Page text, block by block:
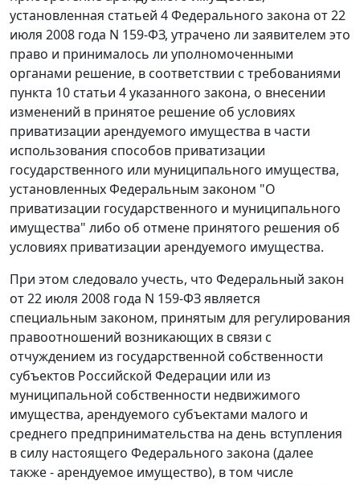
установленная статьей 4Федерального закона от 22
июля 2008 года N 159-ФЗ, утрачено ли заявителем это
право и принималось ли уполномоченными
органами решение, в соответствии с требованиями
пункта 10 статьи 4указанного закона, о внесении
изменений в принятое решение об условиях
приватизации арендуемого имущества в части
использования способов приватизации
государственного или муниципального имущества,
установленныхФедеральным законом "О
приватизации государственного и муниципального
имущества" либо об отмене принятого решения об
условиях приватизации арендуемого имущества.
При этом следовало учесть, что Федеральный закон
от 22 июля 2008 года N 159-ФЗ является
специальным законом, принятым для регулирования
правоотношений возникающих в связи с
отчуждением из государственной собственности
субъектов Российской Федерации или из
муниципальной собственности недвижимого
имущества, арендуемого субъектами малого и
среднего предпринимательства на день вступления
в силу настоящего Федерального закона (далее
также - арендуемое имущество), в том числе